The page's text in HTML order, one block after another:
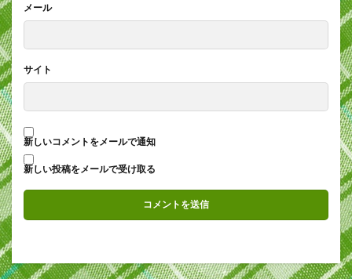
メール
サイト
新しいコメントをメールで通知
新しい投稿をメールで受け取る